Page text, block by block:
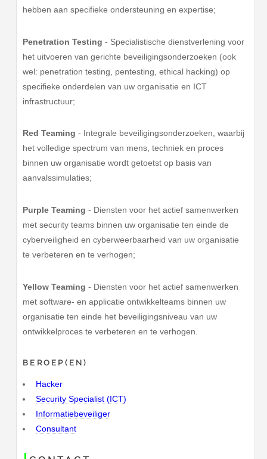
hebben aan specifieke ondersteuning en expertise;
Penetration Testing- Specialistische dienstverlening voor
het uitvoeren van gerichte beveiligingsonderzoeken (ook
wel: penetration testing, pentesting, ethical hacking) op
specifieke onderdelen van uw organisatie en ICT
infrastructuur;
Red Teaming- Integrale beveiligingsonderzoeken, waarbij
het volledige spectrum van mens, techniek en proces
binnen uw organisatie wordt getoetst op basis van
aanvalssimulaties;
Purple Teaming- Diensten voor het actief samenwerken
met security teams binnen uw organisatie ten einde de
cyberveiligheid en cyberweerbaarheid van uw organisatie
te verbeteren en te verhogen;
Yellow Teaming- Diensten voor het actief samenwerken
met software- en applicatie ontwikkelteams binnen uw
organisatie ten einde het beveiligingsniveau van uw
ontwikkelproces te verbeteren en te verhogen.
BEROEP(EN)
Hacker
Security Specialist (ICT)
Informatiebeveiliger
Consultant